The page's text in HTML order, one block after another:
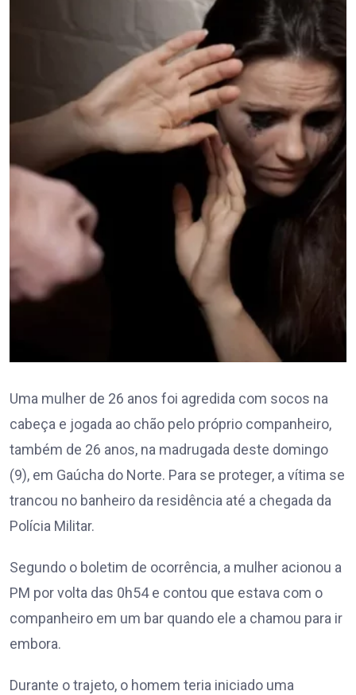
Uma mulher de 26 anos foi agredida com socos na
cabeça e jogada ao chão pelo próprio companheiro,
também de 26 anos, na madrugada deste domingo
(9), em Gaúcha do Norte. Para se proteger, a vítima se
trancou no banheiro da residência até a chegada da
Polícia Militar.
Segundo o boletim de ocorrência, a mulher acionou a
PM por volta das 0h54 e contou que estava com o
companheiro em um bar quando ele a chamou para ir
embora.
Durante o trajeto, o homem teria iniciado uma